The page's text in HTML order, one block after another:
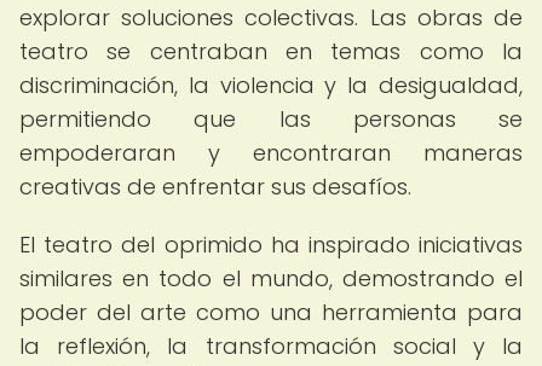
explorar soluciones colectivas. Las obras de
teatro se centraban en temas como la
discriminación, la violencia y la desigualdad,
permitiendo que las personas se
empoderaran y encontraran maneras
creativas de enfrentar sus desafíos.
El teatro del oprimido ha inspirado iniciativas
similares en todo el mundo, demostrando el
poder del arte como una herramienta para
la reflexión, la transformación social y la